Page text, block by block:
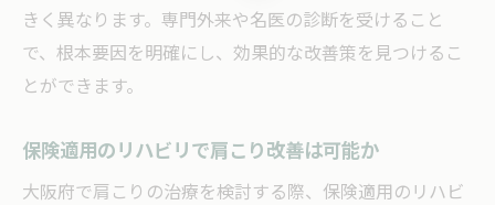
きく異なります。専門外来や名医の診断を受けること
で、根本要因を明確にし、効果的な改善策を見つけるこ
とができます。
保険適用のリハビリで肩こり改善は可能か
大阪府で肩こりの治療を検討する際、保険適用のリハビ